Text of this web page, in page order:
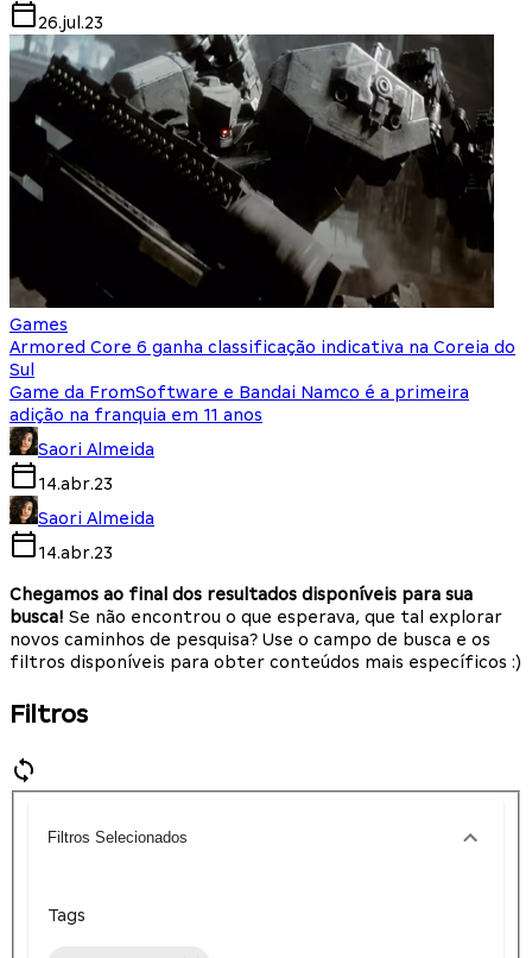
26.jul.23
Games
Armored Core 6 ganha classificação indicativa na Coreia do
Sul
Game da FromSoftware e Bandai Namco é a primeira
adição na franquia em 11 anos
Saori Almeida
14.abr.23
Saori Almeida
14.abr.23
Chegamos ao final dos resultados disponíveis para sua
busca! Se não encontrou o que esperava, que tal explorar
novos caminhos de pesquisa? Use o campo de busca e os
filtros disponíveis para obter conteúdos mais específicos :)
Filtros
Filtros Selecionados
Tags